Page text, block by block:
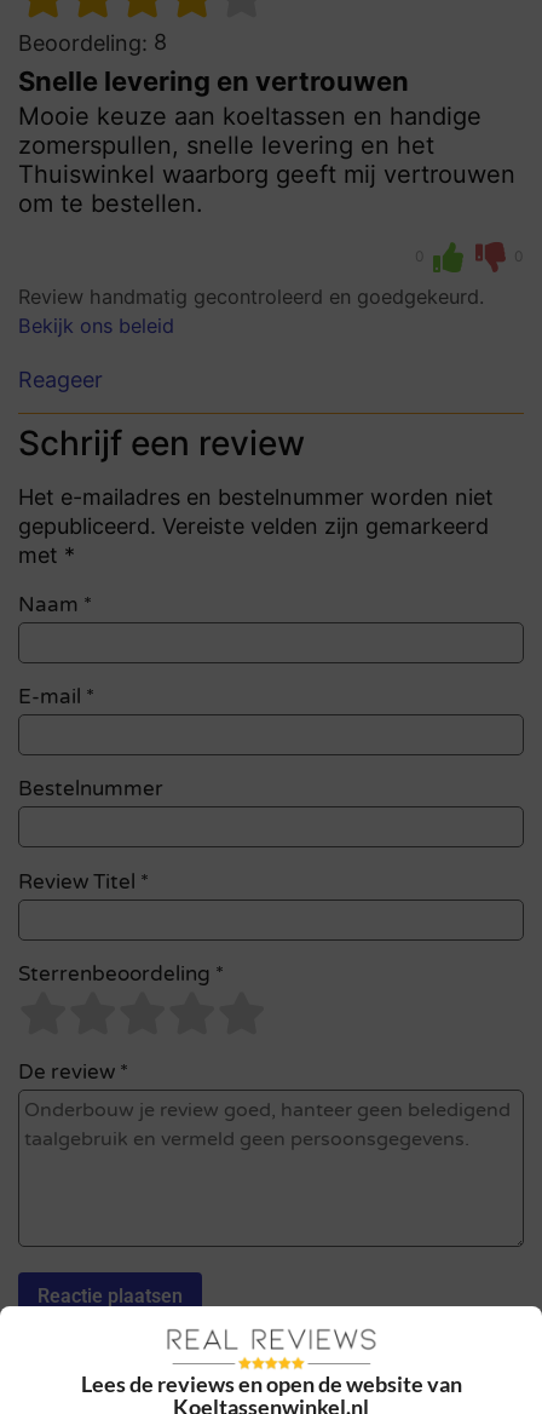
Beoordeling: 8
Snelle levering en vertrouwen
Mooie keuze aan koeltassen en handige
zomerspullen, snelle levering en het
Thuiswinkel waarborg geeft mij vertrouwen
om te bestellen.
0 0
Review handmatig gecontroleerd en goedgekeurd.
Bekijk ons beleid
Reageer
Schrijf een review
Het e-mailadres en bestelnummer worden niet
gepubliceerd. Vereiste velden zijn gemarkeerd
met *
Naam *
E-mail *
Bestelnummer
Review Titel *
Sterrenbeoordeling *
De review *
Ik ga akkoord met de gebruikersvoorwaarden en het
privacybeleid door deze review te plaatsen. Ik verklaar ook dat
Lees de reviews en open de website van
Koeltassenwinkel.nl